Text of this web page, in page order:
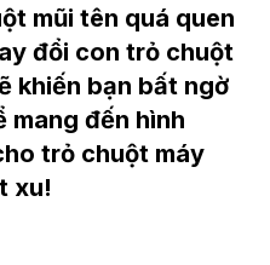
mũi tên quá quen
đổi con trỏ chuột
khiến bạn bất ngờ
mang đến hình
trỏ chuột máy
xu!